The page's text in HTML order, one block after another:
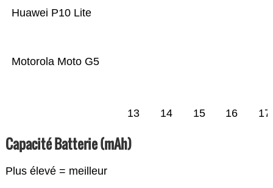
Motorola Moto G5
Huawei P10 Lite
13 14 15 16 17
Capacité Batterie (mAh)
Plus élevé = meilleur